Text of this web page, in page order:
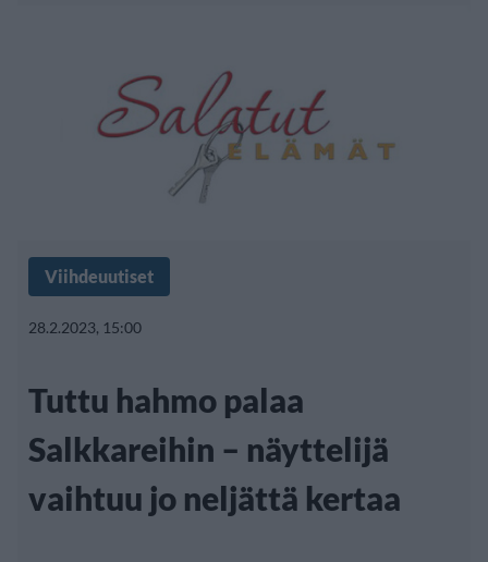
Viihdeuutiset
28.2.2023, 15:00
Tuttu hahmo palaa
Salkkareihin – näyttelijä
vaihtuu jo neljättä kertaa